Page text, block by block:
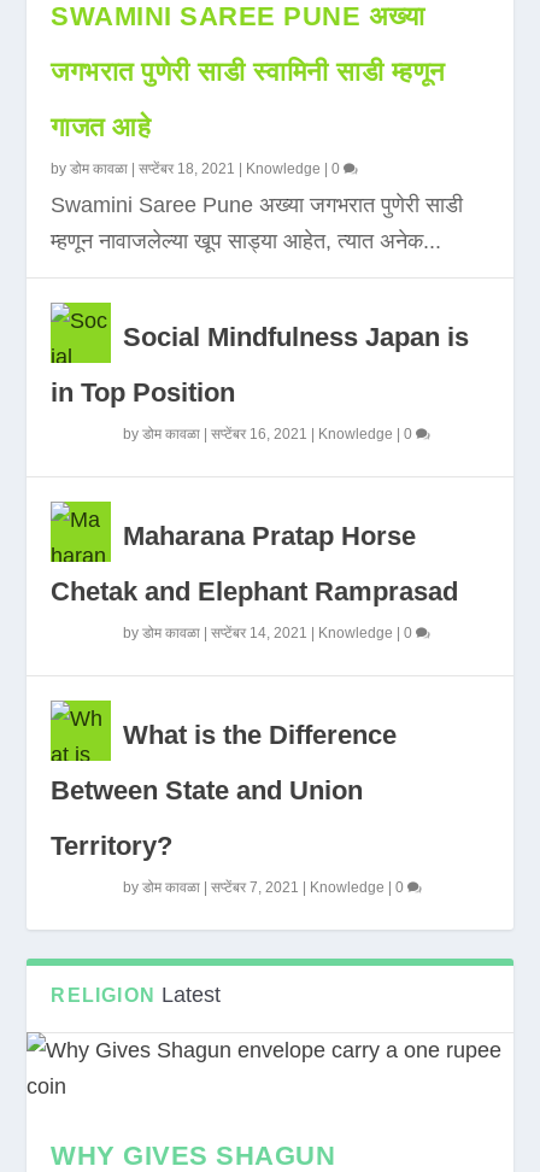
SWAMINI SAREE PUNE अख्या
जगभरात पुणेरी साडी स्वामिनी साडी म्हणून
गाजत आहे
byडोम कावळा |सप्टेंबर 18, 2021 Knowledge |0
Swamini Saree Pune अख्या जगभरात पुणेरी साडी
म्हणून नावाजलेल्या खूप साड्या आहेत, त्यात अनेक...
Social Mindfulness Japan is
in Top Position
byडोम कावळा |सप्टेंबर 16, 2021 Knowledge |0
Maharana Pratap Horse
Chetak and Elephant Ramprasad
byडोम कावळा |सप्टेंबर 14, 2021 Knowledge |0
What is the Difference
Between State and Union
Territory?
byडोम कावळा |सप्टेंबर 7, 2021 Knowledge |0
RELIGION Latest
WHY GIVES SHAGUN